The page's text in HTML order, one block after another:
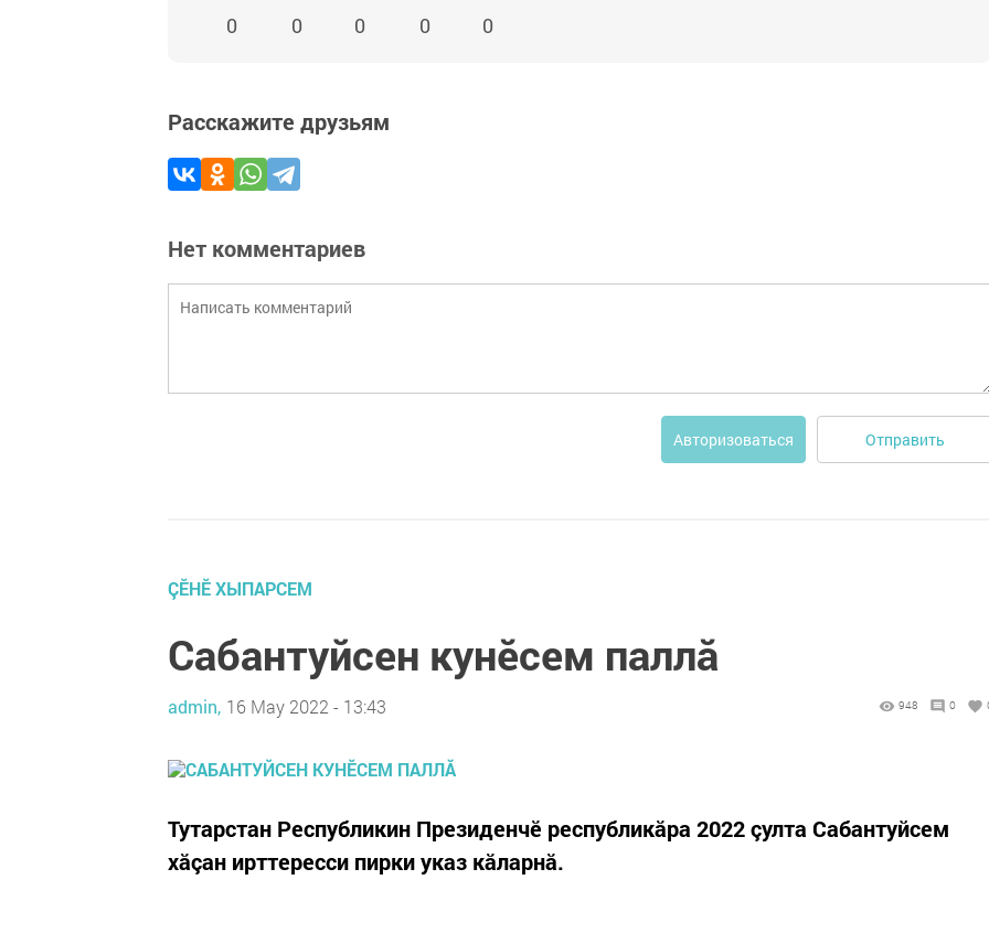
0 0 0 0 0
Расскажите друзьям
Нет комментариев
Авторизоваться Отправить
ÇӖНӖ ХЫПАРСЕМ
Сабантуйсен кунӗсем паллă
admin, 16 May 2022 - 13:43 948 0
Тутарстан Республикин Президенчӗ республикăра 2022 çулта Сабантуйсем
хăçан ирттересси пирки указ кăларнă.